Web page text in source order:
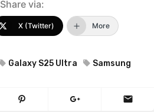
Share via:
X (Twitter) More
Galaxy S25 Ultra Samsung